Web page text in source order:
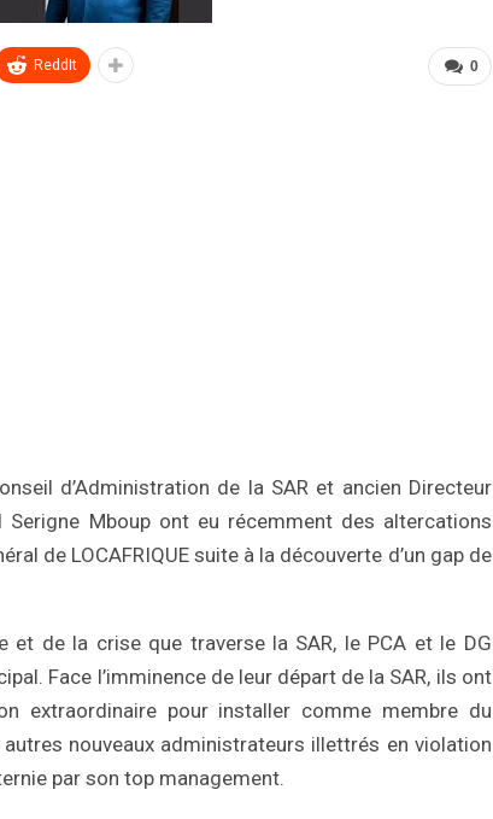
0
ReddIt
d’Administration de la SAR et ancien Directeur
Mboup ont eu récemment des altercations
de LOCAFRIQUE suite à la découverte d’un gap de
de la crise que traverse la SAR, le PCA et le DG
Face l’imminence de leur départ de la SAR, ils ont
extraordinaire pour installer comme membre du
nouveaux administrateurs illettrés en violation
par son top management.